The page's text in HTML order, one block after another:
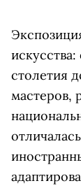
искусства:
столетия
мастеров,